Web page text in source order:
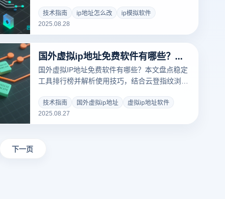
景。
技术指南 ip地址怎么改
ip模拟软件
2025.08.28
国外虚拟ip地址免费软件有哪些？免费稳定工具排行榜（实测推荐）
国外虚拟IP地址免费软件有哪些？本文盘点稳定
工具排行榜并解析使用技巧，结合云登指纹浏览
境业务成功率。
技术指南 国外虚拟ip地址
虚拟ip地址软件
2025.08.27
下一页